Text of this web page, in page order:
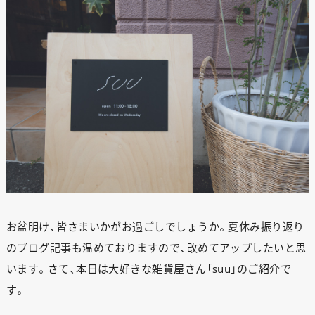
お盆明け、皆さまいかがお過ごしでしょうか。夏休み振り返り
のブログ記事も温めておりますので、改めてアップしたいと思
います。さて、本日は大好きな雑貨屋さん「suu」のご紹介で
す。